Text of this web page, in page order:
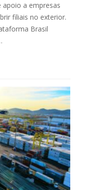
a empresas
filiais no exterior.
Brasil